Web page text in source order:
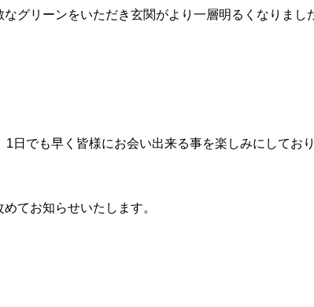
グリーンをいただき玄関がより一層明るくなりまし
日でも早く皆様にお会い出来る事を楽しみにしてお
てお知らせいたします。